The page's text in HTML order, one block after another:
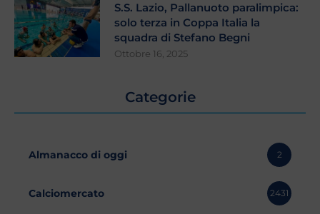
S.S. Lazio, Pallanuoto paralimpica:
solo terza in Coppa Italia la
squadra di Stefano Begni
Ottobre 16, 2025
Categorie
Almanacco di oggi 2
Calciomercato 2431